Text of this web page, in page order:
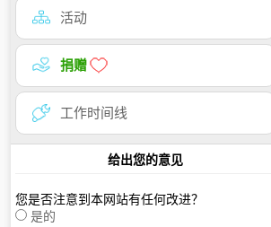
活动
捐赠
工作时间线
给出您的意见
您是否注意到本网站有任何改进？
是的